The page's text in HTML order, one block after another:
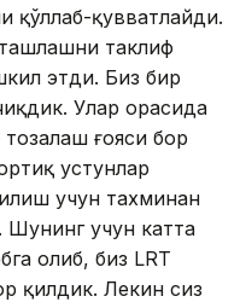
қўллаб-қувватлайди.
таклиф
этди. Биз бир
Улар орасида
ғояси бор
устунлар
учун тахминан
Шунинг учун катта
олиб, биз LRТ
қилдик. Лекин сиз